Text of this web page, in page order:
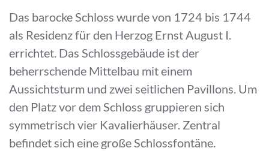
Das barocke Schloss wurde von 1724 bis 1744
als Residenz für den Herzog Ernst August I.
errichtet. Das Schlossgebäude ist der
beherrschende Mittelbau mit einem
Aussichtsturm und zwei seitlichen Pavillons. Um
den Platz vor dem Schloss gruppieren sich
symmetrisch vier Kavalierhäuser. Zentral
befindet sich eine große Schlossfontäne.